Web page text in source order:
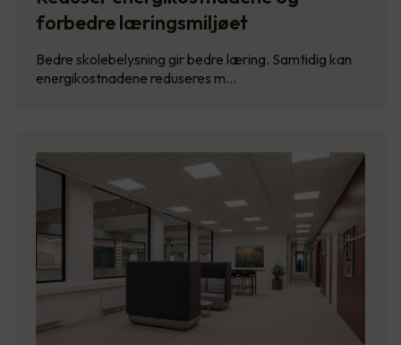
forbedre læringsmiljøet
Bedre skolebelysning gir bedre læring. Samtidig kan
energikostnadene reduseres m…